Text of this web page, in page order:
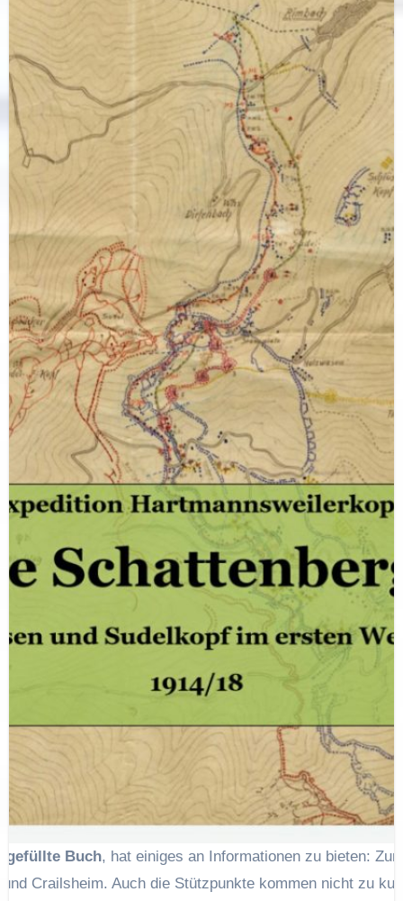
gefüllte Buch, hat einiges an Informationen zu bieten:
Crailsheim. Auch die Stützpunkte kommen nicht zu